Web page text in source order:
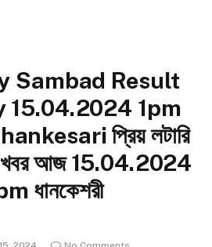
Sambad Result
15.04.2024 1pm
প্রিয় লটারি
খবর আজ 15.04.2024
ধানকেশরী